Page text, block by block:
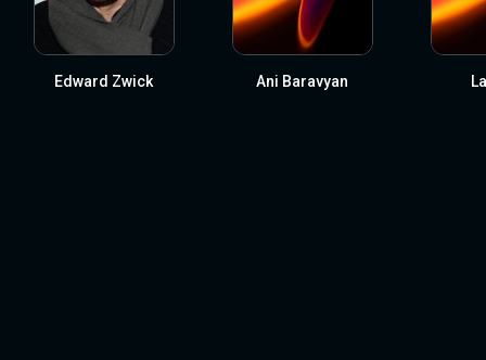
Edward Zwick Ani Baravyan